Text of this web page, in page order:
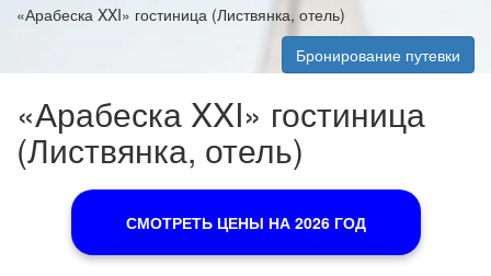
«Арабеска XXI» гостиница (Листвянка, отель)
Бронирование путевки
«Арабеска XXI» гостиница
(Листвянка, отель)
СМОТРЕТЬ ЦЕНЫ НА 2026 ГОД